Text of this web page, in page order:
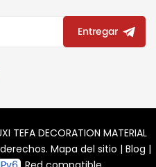
Entregar
DECORATION MATERIAL
Mapa del sitio | Blog |